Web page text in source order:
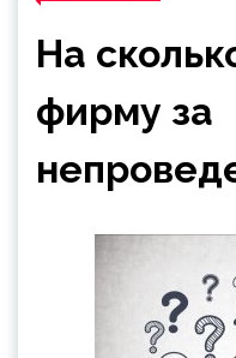
На
фирму за